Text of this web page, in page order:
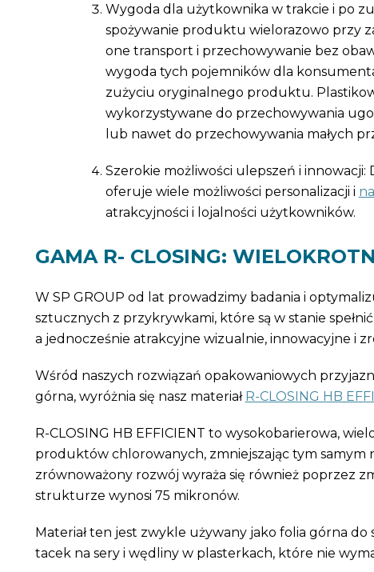
Wygoda dla użytkownika w trakcie i po
spożywanie produktu wielorazowo przy
one transport i przechowywanie bez
wygoda tych pojemników dla
zużyciu oryginalnego produktu.
wykorzystywane do przechowywania
lub nawet do przechowywania małych
Szerokie możliwości ulepszeń i
oferuje wiele możliwości personalizacji i
atrakcyjności i lojalności użytkowników.
GAMA R- CLOSING:
W SP GROUP od lat prowadzimy badania i
sztucznych z przykrywkami, które są w stanie
a jednocześnie atrakcyjne wizualnie, innowacyjne i
Wśród naszych rozwiązań opakowaniowych
górna, wyróżnia się nasz materiał R-CLOSING HB
R-CLOSING HB EFFICIENT to wysokobarierowa,
produktów chlorowanych, zmniejszając tym samym
zrównoważony rozwój wyraża się również poprzez
strukturze wynosi 75 mikronów.
Materiał ten jest zwykle używany jako folia górna do
tacek na sery i wędliny w plasterkach, które nie